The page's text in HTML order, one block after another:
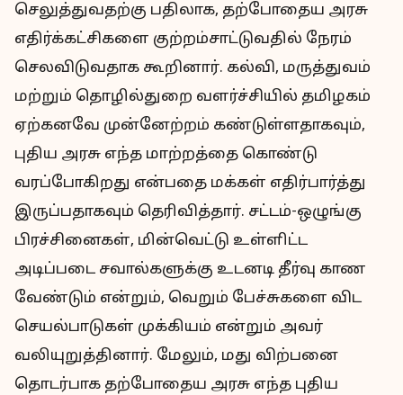
செலுத்துவதற்கு பதிலாக, தற்போதைய அரசு
எதிர்க்கட்சிகளை குற்றம்சாட்டுவதில் நேரம்
செலவிடுவதாக கூறினார். கல்வி, மருத்துவம்
மற்றும் தொழில்துறை வளர்ச்சியில் தமிழகம்
ஏற்கனவே முன்னேற்றம் கண்டுள்ளதாகவும்,
புதிய அரசு எந்த மாற்றத்தை கொண்டு
வரப்போகிறது என்பதை மக்கள் எதிர்பார்த்து
இருப்பதாகவும் தெரிவித்தார். சட்டம்-ஒழுங்கு
பிரச்சினைகள், மின்வெட்டு உள்ளிட்ட
அடிப்படை சவால்களுக்கு உடனடி தீர்வு காண
வேண்டும் என்றும், வெறும் பேச்சுகளை விட
செயல்பாடுகள் முக்கியம் என்றும் அவர்
வலியுறுத்தினார். மேலும், மது விற்பனை
தொடர்பாக தற்போதைய அரசு எந்த புதிய